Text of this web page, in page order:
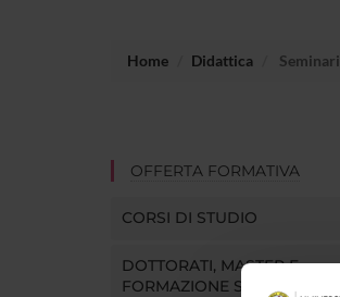
Home Didattica Seminari
OFFERTA FORMATIVA
CORSI DI STUDIO
DOTTORATI, MASTER E
FORMAZIONE SUPERIORE